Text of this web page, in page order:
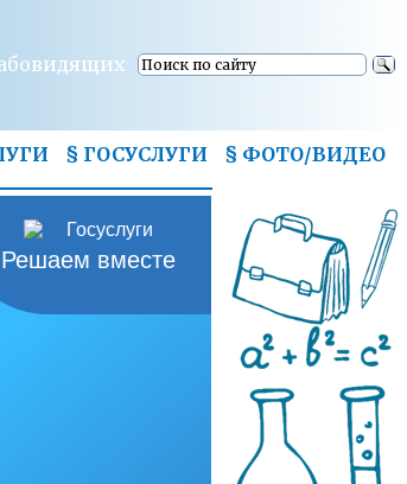
§ ГОСУСЛУГИ § ФОТО/ВИДЕО
Решаем вместе